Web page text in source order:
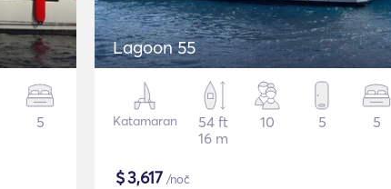
5
Lagoon 55
Katamaran
54 ft
16 m
10 5 5
$3,617 /noč